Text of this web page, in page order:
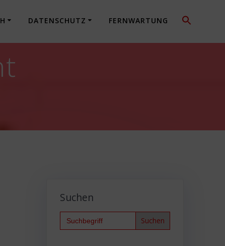
DATENSCHUTZ FERNWARTUNG
Suchen
Search
for: